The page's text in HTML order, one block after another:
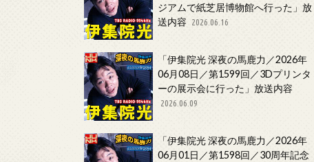
ジアムで紙芝居博物館へ行った」放
送内容
2026.06.16
「伊集院光 深夜の馬鹿力／2026年
06月08日／第1599回／3Dプリンタ
ーの展示会に行った」放送内容
2026.06.09
「伊集院光 深夜の馬鹿力／2026年
06月01日／第1598回／30周年記念